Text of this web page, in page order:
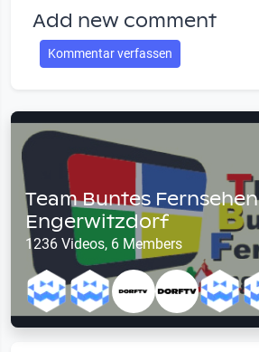
Add new comment
Kommentar verfassen
Team Buntes Fernsehen
Engerwitzdorf
1236 Videos, 6 Members